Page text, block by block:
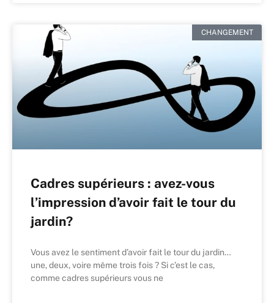
CHANGEMENT
Cadres supérieurs : avez-vous
l’impression d’avoir fait le tour du
jardin?
Vous avez le sentiment d’avoir fait le tour du jardin…
une, deux, voire même trois fois ? Si c’est le cas,
comme cadres supérieurs vous ne